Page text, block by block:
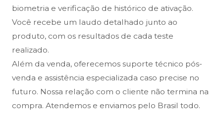
biometria e verificação de histórico de ativação.
Você recebe um laudo detalhado junto ao
produto, com os resultados de cada teste
realizado.
Além da venda, oferecemos suporte técnico pós-
venda e assistência especializada caso precise no
futuro. Nossa relação com o cliente não termina na
compra. Atendemos e enviamos pelo Brasil todo.